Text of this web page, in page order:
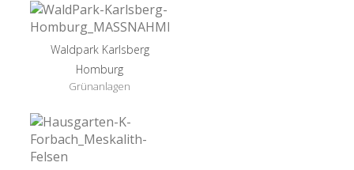
Waldpark Karlsberg
Homburg
Grünanlagen